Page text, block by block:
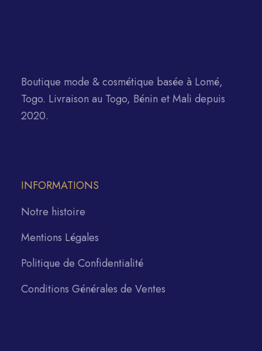
Boutique mode & cosmétique basée à Lomé,
Togo. Livraison au Togo, Bénin et Mali depuis
2020.
INFORMATIONS
Notre histoire
Mentions Légales
Politique de Confidentialité
Conditions Générales de Ventes